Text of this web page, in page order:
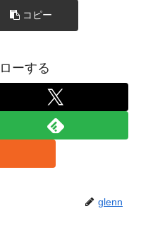
コピー
ーする
glenn